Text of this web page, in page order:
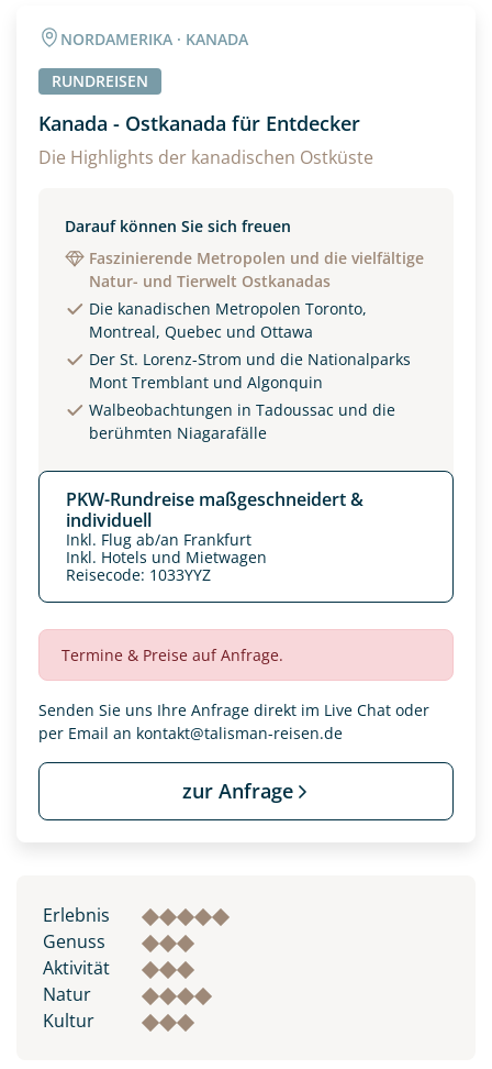
NORDAMERIKA · KANADA
RUNDREISEN
Kanada - Ostkanada für Entdecker
Die Highlights der kanadischen Ostküste
Darauf können Sie sich freuen
Faszinierende Metropolen und die vielfältige
Natur- und Tierwelt Ostkanadas
Die kanadischen Metropolen Toronto,
Montreal, Quebec und Ottawa
Der St. Lorenz-Strom und die Nationalparks
Mont Tremblant und Algonquin
Walbeobachtungen in Tadoussac und die
berühmten Niagarafälle
PKW-Rundreise maßgeschneidert &
individuell
Inkl. Flug ab/an Frankfurt
Inkl. Hotels und Mietwagen
Reisecode: 1033YYZ
Termine & Preise auf Anfrage.
Senden Sie uns Ihre Anfrage direkt im Live Chat oder
per Email an kontakt@talisman-reisen.de
zur Anfrage
Erlebnis
Genuss
Aktivität
Natur
Kultur
Alter
Unterkunft
EZ Familienzimmer
Reisebeginn
Option 2
Weitere Informationen
Kenntnis genommen und akzeptiert haben.